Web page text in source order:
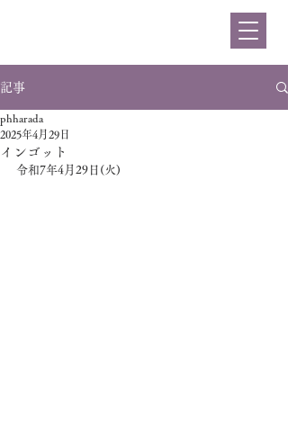
記事
インゴット
phharada
2025年4月29日
令和7年4月29日(火)